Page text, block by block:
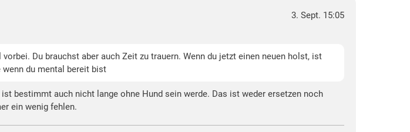
3. Sept. 15:05
Du brauchst aber auch Zeit zu trauern. Wenn du jetzt einen neuen holst, ist
wenn du mental bereit bist
bestimmt auch nicht lange ohne Hund sein werde. Das ist weder ersetzen noch
ein wenig fehlen.